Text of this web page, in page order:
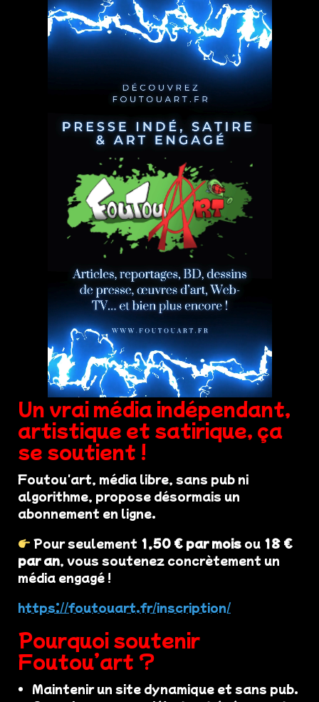
Un vrai média indépendant,
artistique et satirique, ça
se soutient !
Foutou'art, média libre, sans pub ni
algorithme, propose désormais un
abonnement en ligne.
Pour seulement 1,50 € par mois ou 18 €
par an, vous soutenez concrètement un
média engagé !
https://foutouart.fr/inscription/
Pourquoi soutenir
Foutou’art ?
Maintenir un site dynamique et sans pub.